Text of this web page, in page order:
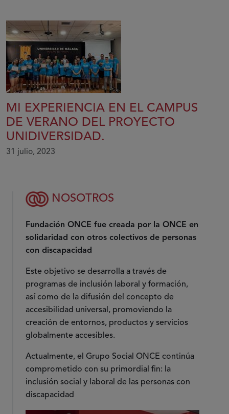
MI EXPERIENCIA EN EL CAMPUS
DE VERANO DEL PROYECTO
UNIDIVERSIDAD.
31 julio, 2023
NOSOTROS
Fundación ONCE fue creada por la ONCE en
solidaridad con otros colectivos de personas
con discapacidad
Este objetivo se desarrolla a través de
programas de inclusión laboral y formación,
así como de la difusión del concepto de
accesibilidad universal, promoviendo la
creación de entornos, productos y servicios
globalmente accesibles.
Actualmente, el Grupo Social ONCE continúa
comprometido con su primordial fin: la
inclusión social y laboral de las personas con
discapacidad